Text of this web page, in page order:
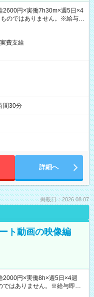
円×実働7h30m×週5日×4
のではありません。※給与即
）
費支給
間30分
詳細へ
掲載日：2026.08.07
ト動画の映像編
円×実働8h×週5日×4週
はありません。※給与即受